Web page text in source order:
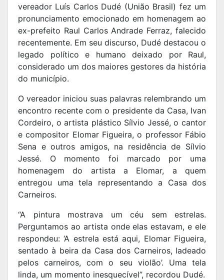
vereador Luís Carlos Dudé (União Brasil) fez um
pronunciamento emocionado em homenagem ao
ex-prefeito Raul Carlos Andrade Ferraz, falecido
recentemente. Em seu discurso, Dudé destacou o
legado político e humano deixado por Raul,
considerado um dos maiores gestores da história
do município.
O vereador iniciou suas palavras relembrando um
encontro recente com o presidente da Casa, Ivan
Cordeiro, o artista plástico Sílvio Jessé, o cantor
e compositor Elomar Figueira, o professor Fábio
Sena e outros amigos, na residência de Sílvio
Jessé. O momento foi marcado por uma
homenagem do artista a Elomar, a quem
entregou uma tela representando a Casa dos
Carneiros.
“A pintura mostrava um céu sem estrelas.
Perguntamos ao artista onde elas estavam, e ele
respondeu: ‘A estrela está aqui, Elomar Figueira,
sentado à beira da Casa dos Carneiros, ladeado
pelos carneiros, com o seu violão’. Uma tela
linda, um momento inesquecível”, recordou Dudé.